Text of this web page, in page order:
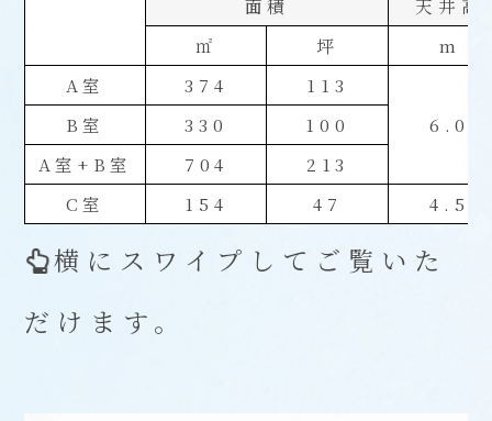
面積
天井高
㎡
坪
m
A室
374
113
6.0
B室 330
100
A室+B室
704
213
C室
154 47 4.5
横にスワイプしてご覧いた
だけます。